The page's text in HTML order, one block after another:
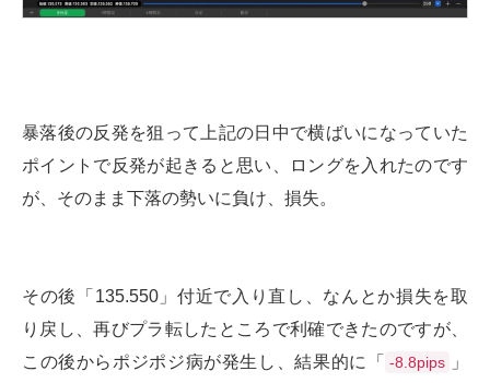
暴落後の反発を狙って上記の日中で横ばいになっていた
ポイントで反発が起きると思い、ロングを入れたのです
が、そのまま下落の勢いに負け、損失。
その後「135.550」付近で入り直し、なんとか損失を取
り戻し、再びプラ転したところで利確できたのですが、
この後からポジポジ病が発生し、結果的に「
-8.8pips
」